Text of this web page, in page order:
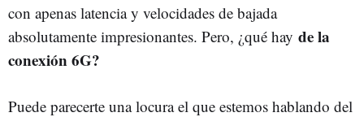
con apenas latencia y velocidades de bajada
absolutamente impresionantes. Pero, ¿qué hay de la
conexión 6G?
Puede parecerte una locura el que estemos hablando del